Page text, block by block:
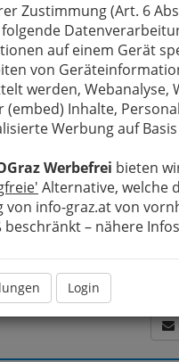
Zustimmung (Art. 6
auf einem Gerät
von
werden, Webanalyse,
(embed) Inhalte,
Werbung auf
Werbefrei bieten
Alternative, welche
von info-graz.at von
beschränkt – nähere
Login
bewahren, verwenden
Ihre Nachricht
Wechtitsch -
Meine Nachricht